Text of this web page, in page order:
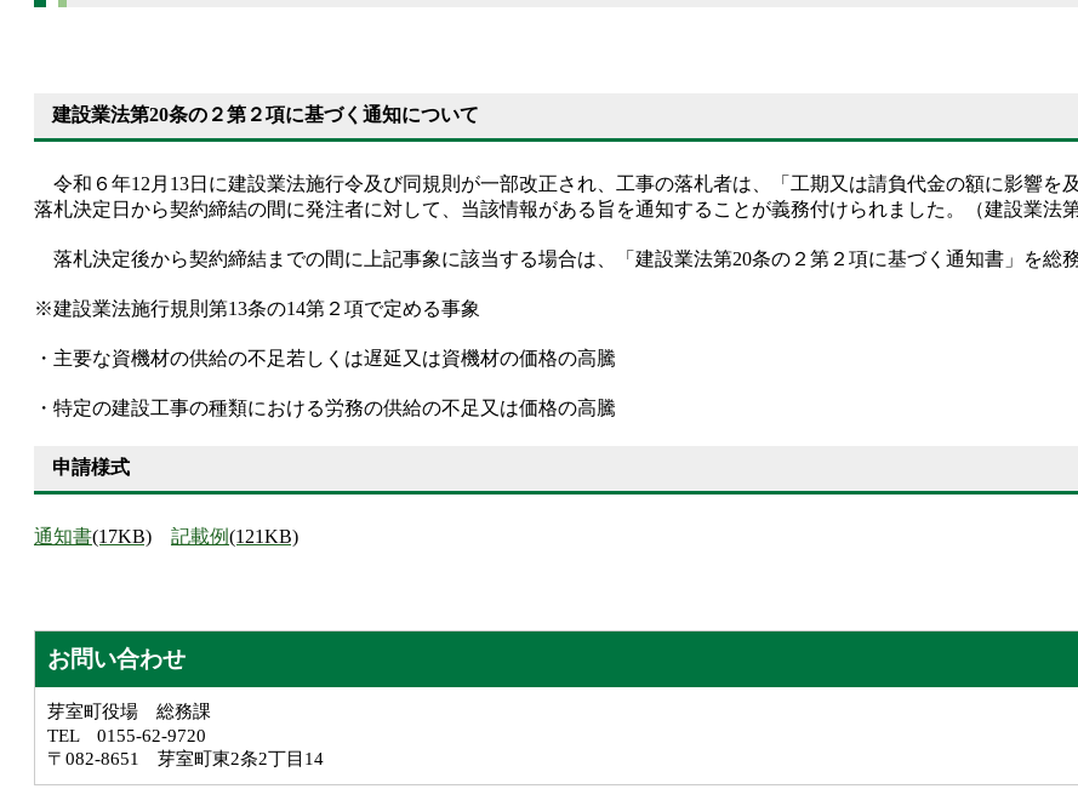
建設業法第20条の２第２項に基づく通知について
令和６年12月13日に建設業法施行令及び同規則が一部改正され、工事の落札者は、「工期又は請負代金の額に影響を
落札決定日から契約締結の間に発注者に対して、当該情報がある旨を通知することが義務付けられました。（建設業法第
落札決定後から契約締結までの間に上記事象に該当する場合は、「建設業法第20条の２第２項に基づく通知書」を総
※建設業法施行規則第13条の14第２項で定める事象
・主要な資機材の供給の不足若しくは遅延又は資機材の価格の高騰
・特定の建設工事の種類における労務の供給の不足又は価格の高騰
申請様式
通知書(17KB) 記載例(121KB)
お問い合わせ
芽室町役場 総務課
TEL 0155-62-9720
〒082-8651 芽室町東2条2丁目14